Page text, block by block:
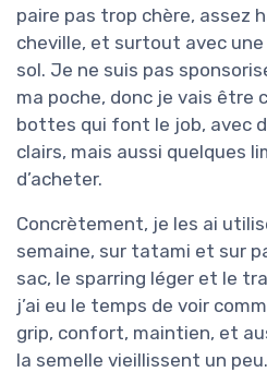
paire pas trop chère, assez
cheville, et surtout avec
sol. Je ne suis pas
ma poche, donc je vais être
bottes qui font le job, avec
clairs, mais aussi quelques
d’acheter.
Concrètement, je les ai
semaine, sur tatami et sur
sac, le sparring léger et le
j’ai eu le temps de voir
grip, confort, maintien, et
la semelle vieillissent un